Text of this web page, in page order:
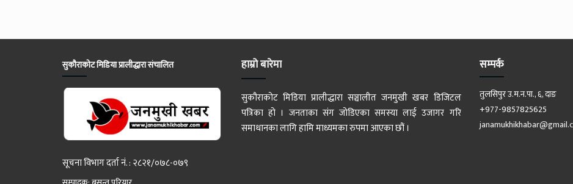
सुकौराकोट मिडिया प्रालीद्धारा संचालित
सूचना विभाग दर्ता नं. : २८२१/०७८-०७९
हाम्रो बारेमा
सुकौराकोट मिडिया प्रालीद्धारा सञ्चालीत जनमुखी खबर डिजिटल
पत्रिका हो । जनताका संग जोडिएका समस्या लाई उजागर गरि
समाधानका लागि हामि माध्यमका रुपमा आएका छौं ।
सम्पर्क
तुलसिपुर उ.म.न.पा., ६, दाङ
+977-9857825625